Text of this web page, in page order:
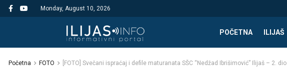
Monday, August 10, 2026
POČETNA ILIJAŠ
Početna FOTO [FOTO] Svečani ispraćaj i defile maturanata SŠC “Nedžad Ibrišimović” Ilijaš – 2. dio